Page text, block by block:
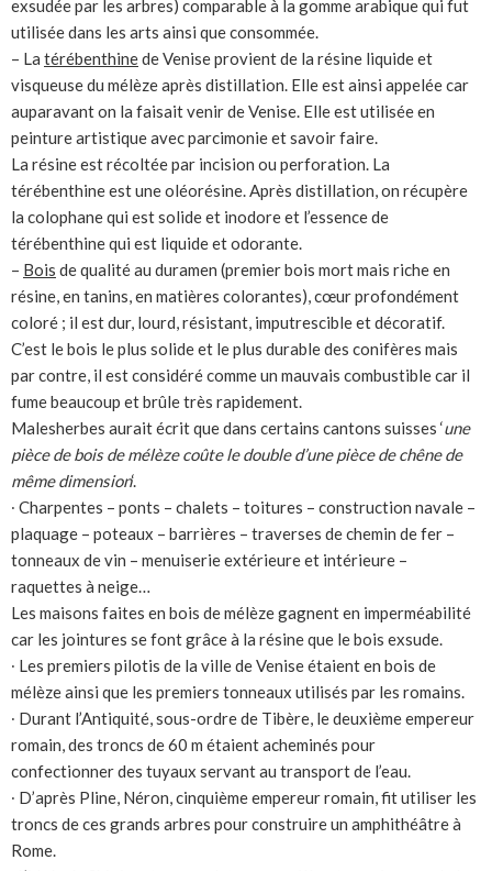
exsudée par les arbres) comparable à la gomme arabique qui fut
utilisée dans les arts ainsi que consommée.
– La térébenthinede Venise provient de la résine liquide et
visqueuse du mélèze après distillation. Elle est ainsi appelée car
auparavant on la faisait venir de Venise. Elle est utilisée en
peinture artistique avec parcimonie et savoir faire.
La résine est récoltée par incision ou perforation. La
térébenthine est une oléorésine. Après distillation, on récupère
la colophane qui est solide et inodore et l’essence de
térébenthine qui est liquide et odorante.
– Bois de qualité au duramen (premier bois mort mais riche en
résine, en tanins, en matières colorantes), cœur profondément
coloré ; il est dur, lourd, résistant, imputrescible et décoratif.
C’est le bois le plus solide et le plus durable des conifères mais
par contre, il est considéré comme un mauvais combustible car il
fume beaucoup et brûle très rapidement.
Malesherbes aurait écrit que dans certains cantons suisses ‘une
pièce de bois de mélèze coûte le double d’une pièce de chêne de
même dimension‘.
∙ Charpentes – ponts – chalets – toitures – construction navale –
plaquage – poteaux – barrières – traverses de chemin de fer –
tonneaux de vin – menuiserie extérieure et intérieure –
raquettes à neige…
Les maisons faites en bois de mélèze gagnent en imperméabilité
car les jointures se font grâce à la résine que le bois exsude.
∙ Les premiers pilotis de la ville de Venise étaient en bois de
mélèze ainsi que les premiers tonneaux utilisés par les romains.
∙ Durant l’Antiquité, sous-ordre de Tibère, le deuxième empereur
romain, des troncs de 60 m étaient acheminés pour
confectionner des tuyaux servant au transport de l’eau.
∙ D’après Pline, Néron, cinquième empereur romain, fit utiliser les
troncs de ces grands arbres pour construire un amphithéâtre à
Rome.